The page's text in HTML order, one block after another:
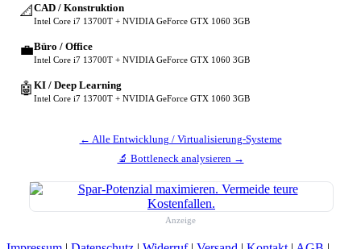
📐 CAD / Konstruktion
Intel Core i7 13700T + NVIDIA GeForce GTX 1060 3GB
💼Büro / Office
Intel Core i7 13700T + NVIDIA GeForce GTX 1060 3GB
🤖 KI / Deep Learning
Intel Core i7 13700T + NVIDIA GeForce GTX 1060 3GB
← Alle Entwicklung / Virtualisierung-Systeme
🔬 Bottleneck analysieren →
Anzeige